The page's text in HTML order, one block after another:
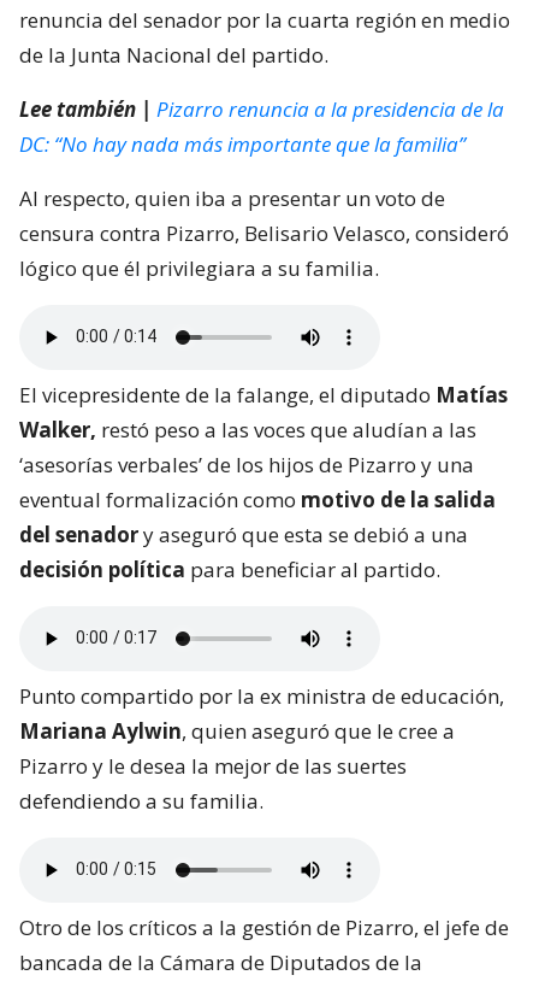
renuncia del senador por la cuarta región en medio
de la Junta Nacional del partido.
Lee también | Pizarro renuncia a la presidencia de la
DC: “No hay nada más importante que la familia”
Al respecto, quien iba a presentar un voto de
censura contra Pizarro, Belisario Velasco, consideró
lógico que él privilegiara a su familia.
El vicepresidente de la falange, el diputado Matías
Walker, restó peso a las voces que aludían a las
‘asesorías verbales’ de los hijos de Pizarro y una
eventual formalización como motivo de la salida
del senadory aseguró que esta se debió a una
decisión política para beneficiar al partido.
Punto compartido por la ex ministra de educación,
Mariana Aylwin, quien aseguró que le cree a
Pizarro y le desea la mejor de las suertes
defendiendo a su familia.
Otro de los críticos a la gestión de Pizarro, el jefe de
bancada de la Cámara de Diputados de la